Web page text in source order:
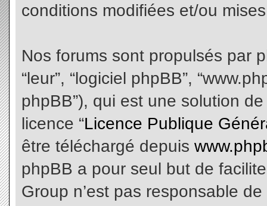
conditions modifiées et/ou
Nos forums sont propulsés par
“leur”, “logiciel phpBB”,
phpBB”), qui est une solution
licence “Licence Publique
être téléchargé depuis
phpBB a pour seul but de
Group n’est pas responsable